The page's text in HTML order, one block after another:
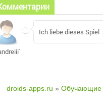
Ich liebe dieses Spiel
droids-apps.ru » Обучающие